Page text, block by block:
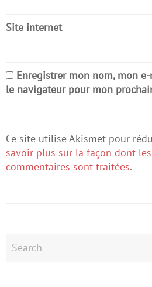
Site internet
Enregistrer mon nom, mon
le navigateur pour mon
Ce site utilise Akismet pour
savoir plus sur la façon dont
commentaires sont traitées.